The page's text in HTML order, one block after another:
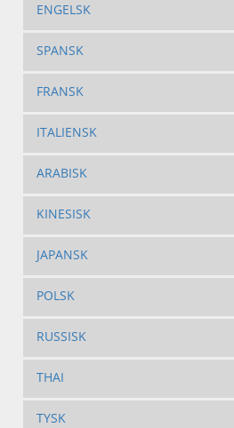
ENGELSK
SPANSK
FRANSK
ITALIENSK
ARABISK
KINESISK
JAPANSK
POLSK
RUSSISK
THAI
TYSK